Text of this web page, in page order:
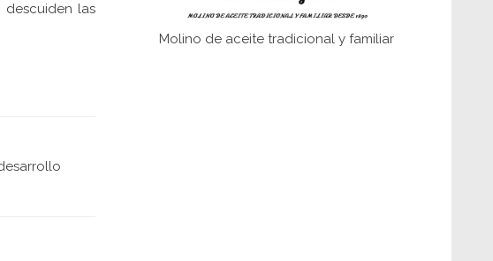
las
Historia y vivencias del poblado de Los
Molino de aceite tradicional y familiar